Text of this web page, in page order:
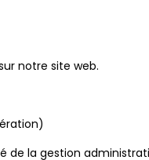
notre site web.
de la gestion